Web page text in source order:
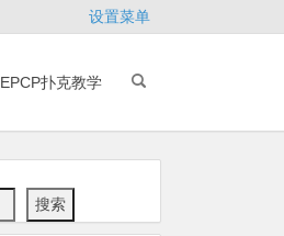
设置菜单
EPCP扑克教学
搜索